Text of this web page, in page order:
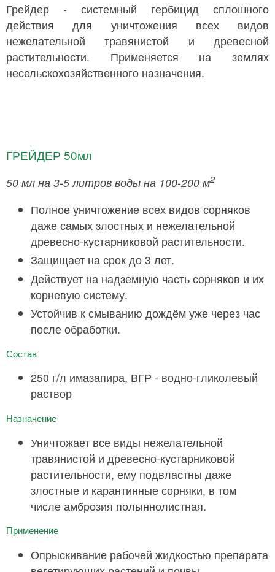
Грейдер - системный гербицид сплошного
действия для уничтожения всех видов
нежелательной травянистой и древесной
растительности. Применяется на землях
несельскохозяйственного назначения.
ГРЕЙДЕР 50мл
50 мл на 3-5 литров воды на 100-200 м2
Полное уничтожение всех видов сорняков
даже самых злостных и нежелательной
древесно-кустарниковой растительности.
Защищает на срок до 3 лет.
Действует на надземную часть сорняков и их
корневую систему.
Устойчив к смыванию дождём уже через час
после обработки.
Состав
250 г/л имазапира, ВГР - водно-гликолевый
раствор
Назначение
Уничтожает все виды нежелательной
травянистой и древесно-кустарниковой
растительности, ему подвластны даже
злостные и карантинные сорняки, в том
числе амброзия полыннолистная.
Применение
Опрыскивание рабочей жидкостью препарата